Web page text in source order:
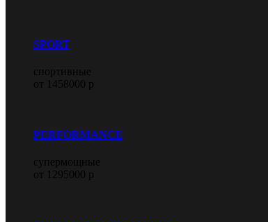
SPORT
спортивные
от 1458000 р
PERFORMANCE
супермощные
от 1295000 р